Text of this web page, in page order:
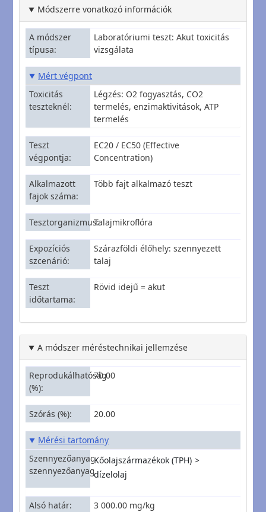
Módszerre vonatkozó információk
A módszer
típusa
Laboratóriumi teszt: Akut toxicitás
vizsgálata
Mért végpont
Toxicitás
teszteknél
Légzés: O2 fogyasztás, CO2
termelés, enzimaktivitások, ATP
termelés
Teszt
végpontja
EC20 / EC50 (Effective
Concentration)
Alkalmazott
fajok száma
Több fajt alkalmazó teszt
TesztorganizmusTalajmikroflóra
Expozíciós
szcenárió
Szárazföldi élőhely: szennyezett
talaj
Teszt
időtartama
Rövid idejű = akut
A módszer méréstechnikai jellemzése
Reprodukálhatóság
(%)
70.00
Szórás (%) 20.00
Mérési tartomány
Szennyezőanyagcsoport|Konkrét
szennyezőanyag
Kőolajszármazékok (TPH)
dízelolaj
Alsó határ 3 000.00 mg/kg